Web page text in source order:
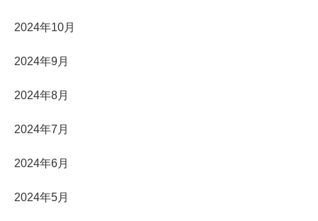
2024年10月
2024年9月
2024年8月
2024年7月
2024年6月
2024年5月